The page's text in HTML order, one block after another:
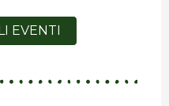
EVENTI